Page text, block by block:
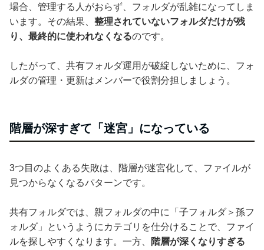
場合、管理する人がおらず、フォルダが乱雑になってしま
います。その結果、 整理されていないフォルダだけが残
り、最終的に使われなくなるのです。
したがって、共有フォルダ運用が破綻しないために、フォ
ルダの管理・更新はメンバーで役割分担しましょう。
階層が深すぎて「迷宮」になっている
3つ目のよくある失敗は、階層が迷宮化して、ファイルが
見つからなくなるパターンです。
共有フォルダでは、親フォルダの中に「子フォルダ＞孫フ
ォルダ」というようにカテゴリを仕分けることで、ファイ
ルを探しやすくなります。一方、
階層が深くなりすぎる